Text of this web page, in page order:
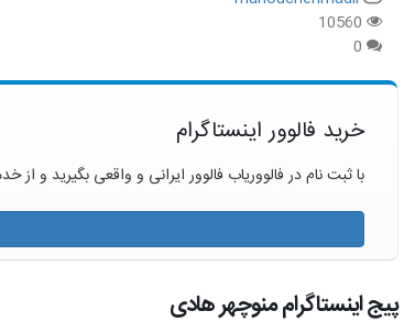
خرید فالوور اینستاگرام
با ثبت نام در فالووریاب فالوور ایرانی و واقعی بگیرید و از
پیج اینستاگرام منوچهر هادی